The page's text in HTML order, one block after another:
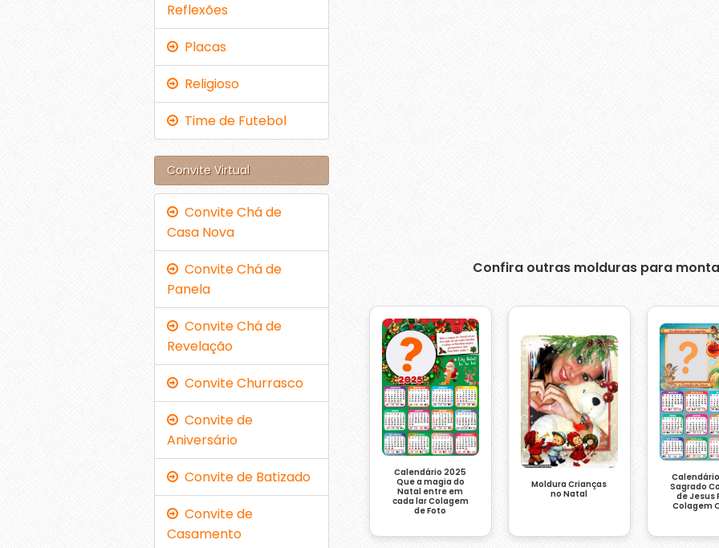
Confira outras molduras para
Calendário 2025
Que a magia do
Natal entre em
cada lar Colagem
de Foto
Moldura Crianças
no Natal
Sagrado
de Jesus
Colagem
Reflexões
Placas
Religioso
Time de Futebol
Convite Virtual
Convite Chá de
Casa Nova
Convite Chá de
Panela
Convite Chá de
Revelação
Convite Churrasco
Convite de
Aniversário
Convite de Batizado
Convite de
Casamento